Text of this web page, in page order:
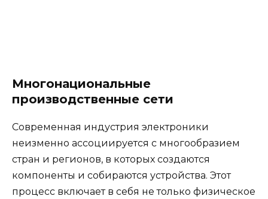
Многонациональные
производственные сети
Современная индустрия электроники
неизменно ассоциируется с многообразием
стран и регионов, в которых создаются
компоненты и собираются устройства. Этот
процесс включает в себя не только физическое